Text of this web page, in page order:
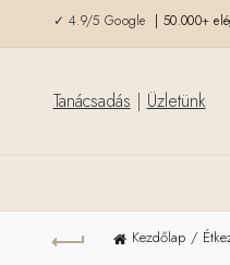
✓ 4.9/5 Google | 50.000+
Tanácsadás | Üzletünk
Kezdőlap